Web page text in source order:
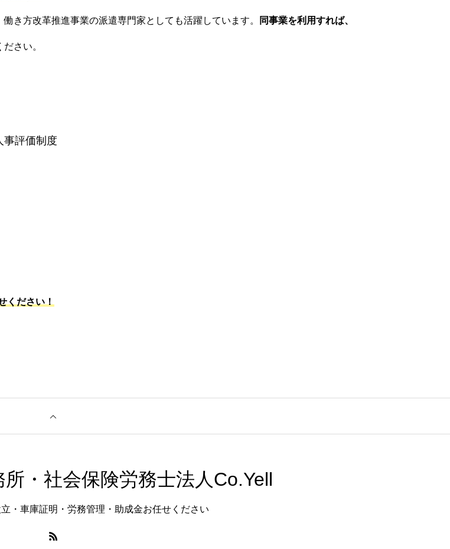
き方改革推進事業の派遣専門家としても活躍しています。 同事業を利用すれば、
さい。
事評価制度
ください！
・社会保険労務士法人Co.Yell
・車庫証明・労務管理・助成金お任せください